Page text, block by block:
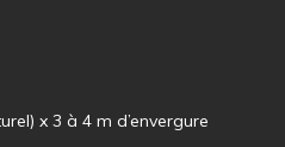
x 3 à 4 m d’envergure